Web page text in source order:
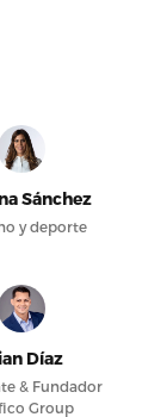
Sánchez
y deporte
Díaz
& Fundador
Group